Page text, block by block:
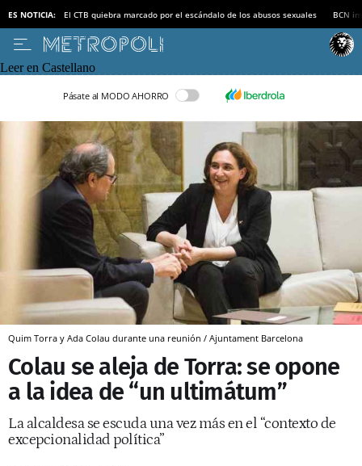
ES NOTICIA: El CTB quiebra marcado por el escándalo de los abusos sexuales BCN
Leer en Castellano
Pásate al MODO AHORRO
Quim Torra y Ada Colau durante una reunión / Ajuntament Barcelona
Colau se aleja de Torra: se opone
a la idea de “un ultimátum”
La alcaldesa se escuda una vez más en el “contexto de
excepcionalidad política”